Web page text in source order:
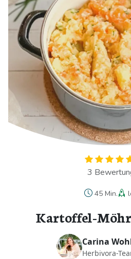
3
45 Min.
Kartoffel-
Carina
Herbivora-